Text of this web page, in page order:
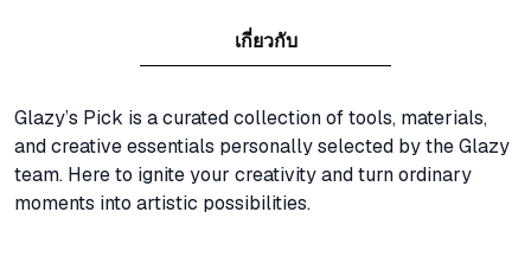
เกี่ยวกับ
Glazy’s Pick is a curated collection of tools, materials,
and creative essentials personally selected by the Glazy
team. Here to ignite your creativity and turn ordinary
moments into artistic possibilities.